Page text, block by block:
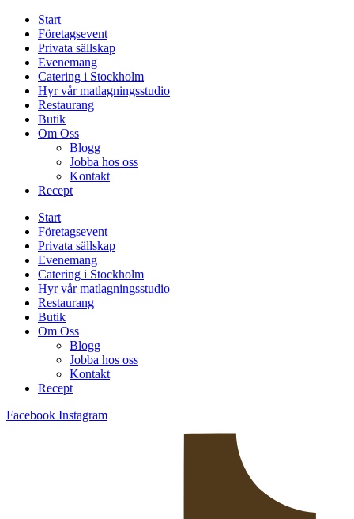
Start
Företagsevent
Privata sällskap
Evenemang
Catering i Stockholm
Hyr vår matlagningsstudio
Restaurang
Butik
Om Oss
Blogg
Jobba hos oss
Kontakt
Recept
Start
Företagsevent
Privata sällskap
Evenemang
Catering i Stockholm
Hyr vår matlagningsstudio
Restaurang
Butik
Om Oss
Blogg
Jobba hos oss
Kontakt
Recept
Facebook Instagram